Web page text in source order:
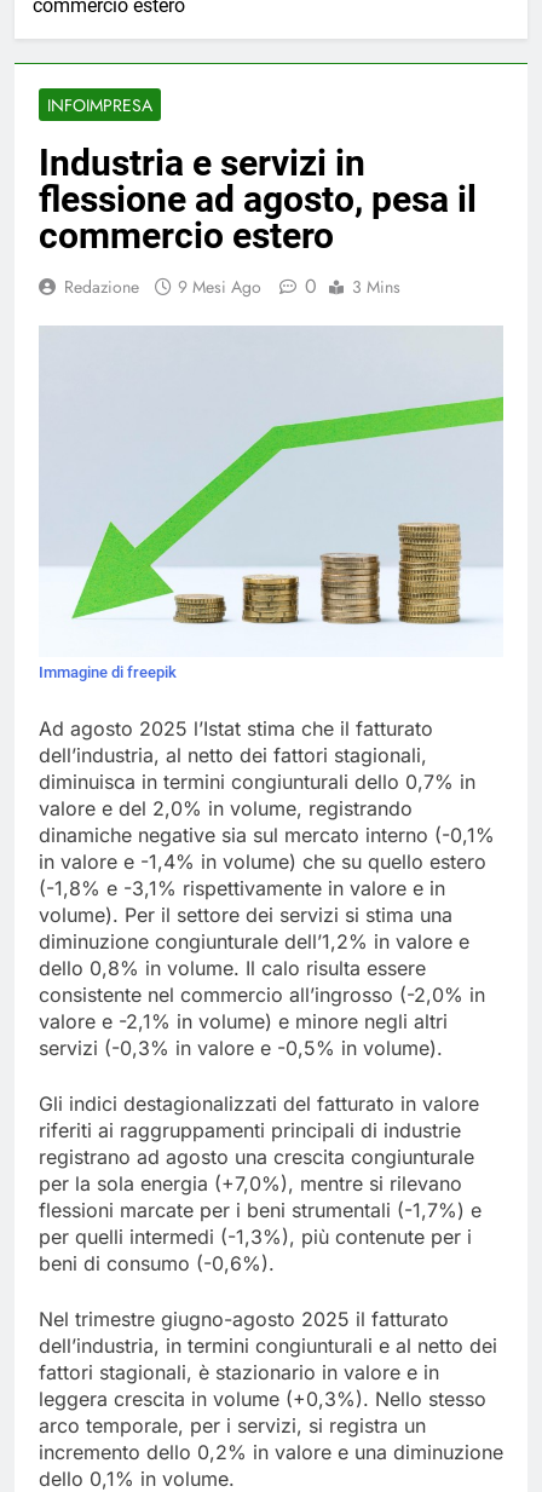
commercio estero
INFOIMPRESA
Industria e servizi in
flessione ad agosto, pesa il
commercio estero
Redazione 9 Mesi Ago 0 3 Mins
Immagine di freepik
Ad agosto 2025 l’Istat stima che il fatturato
dell’industria, al netto dei fattori stagionali,
diminuisca in termini congiunturali dello 0,7% in
valore e del 2,0% in volume, registrando
dinamiche negative sia sul mercato interno (-0,1%
in valore e -1,4% in volume) che su quello estero
(-1,8% e -3,1% rispettivamente in valore e in
volume). Per il settore dei servizi si stima una
diminuzione congiunturale dell’1,2% in valore e
dello 0,8% in volume. Il calo risulta essere
consistente nel commercio all’ingrosso (-2,0% in
valore e -2,1% in volume) e minore negli altri
servizi (-0,3% in valore e -0,5% in volume).
Gli indici destagionalizzati del fatturato in valore
riferiti ai raggruppamenti principali di industrie
registrano ad agosto una crescita congiunturale
per la sola energia (+7,0%), mentre si rilevano
flessioni marcate per i beni strumentali (-1,7%) e
per quelli intermedi (-1,3%), più contenute per i
beni di consumo (-0,6%).
Nel trimestre giugno-agosto 2025 il fatturato
dell’industria, in termini congiunturali e al netto dei
fattori stagionali, è stazionario in valore e in
leggera crescita in volume (+0,3%). Nello stesso
arco temporale, per i servizi, si registra un
incremento dello 0,2% in valore e una diminuzione
dello 0,1% in volume.